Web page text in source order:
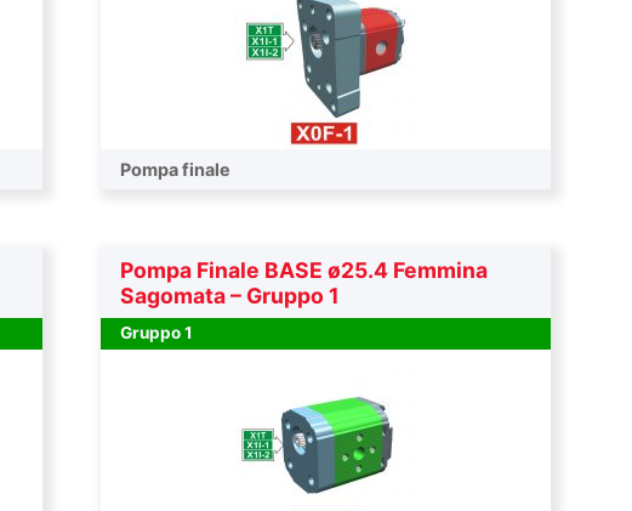
Pompa finale
Pompa Finale BASE ø25.4 Femmina
Sagomata – Gruppo 1
Gruppo 1